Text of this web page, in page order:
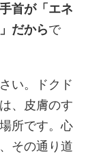
手首が「エネ
だからで
い。ドクド
、皮膚のす
所です。心
その通り道